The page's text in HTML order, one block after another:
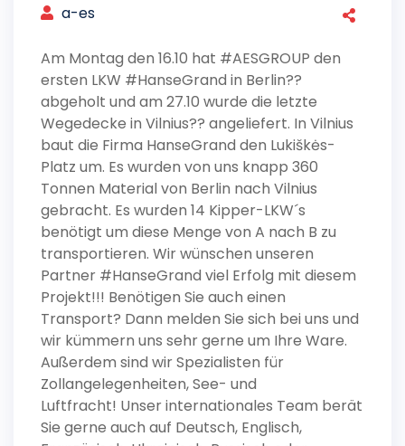
a-es
Am Montag den 16.10 hat #AESGROUP den
ersten LKW #HanseGrand in Berlin??
abgeholt und am 27.10 wurde die letzte
Wegedecke in Vilnius?? angeliefert. In Vilnius
baut die Firma HanseGrand den Lukiškės-
Platz um. Es wurden von uns knapp 360
Tonnen Material von Berlin nach Vilnius
gebracht. Es wurden 14 Kipper-LKW´s
benötigt um diese Menge von A nach B zu
transportieren. Wir wünschen unseren
Partner #HanseGrand viel Erfolg mit diesem
Projekt!!! Benötigen Sie auch einen
Transport? Dann melden Sie sich bei uns und
wir kümmern uns sehr gerne um Ihre Ware.
Außerdem sind wir Spezialisten für
Zollangelegenheiten, See- und
Luftfracht! Unser internationales Team berät
Sie gerne auch auf Deutsch, Englisch,